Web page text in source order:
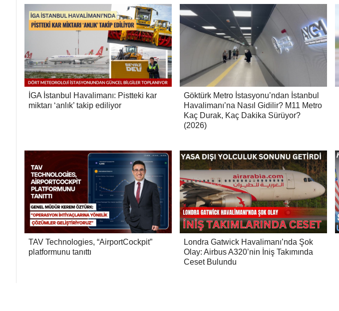
İGA İstanbul Havalimanı: Pistteki kar
miktarı ‘anlık’ takip ediliyor
Göktürk Metro İstasyonu’ndan İstanbul
Havalimanı’na Nasıl Gidilir? M11 Metro
Kaç Durak, Kaç Dakika Sürüyor?
(2026)
TAV Technologies, “AirportCockpit”
platformunu tanıttı
Londra Gatwick Havalimanı’nda Şok
Olay: Airbus A320’nin İniş Takımında
Ceset Bulundu